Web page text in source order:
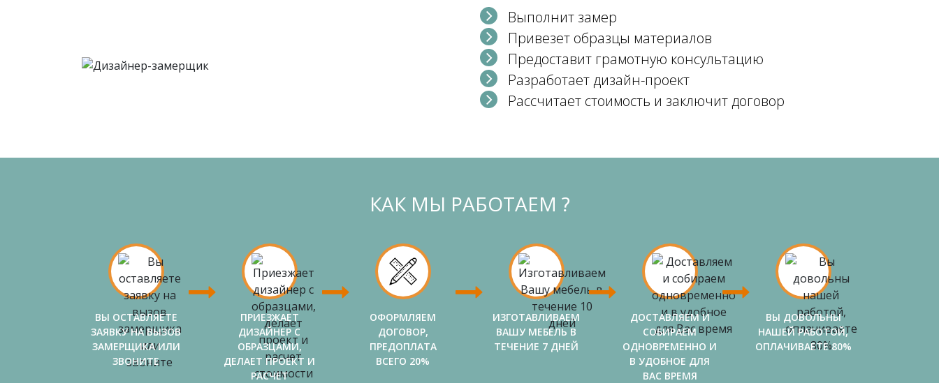
Выполнит замер
Привезет образцы материалов
Предоставит грамотную консультацию
Разработает дизайн-проект
Рассчитает стоимость и заключит договор
КАК МЫ РАБОТАЕМ ?
ВЫ ОСТАВЛЯЕТЕ
ЗАЯВКУ НА ВЫЗОВ
ЗАМЕРЩИКА ИЛИ
ЗВОНИТЕ
ПРИЕЗЖАЕТ
ДИЗАЙНЕР С
ОБРАЗЦАМИ,
ДЕЛАЕТ ПРОЕКТ И
РАСЧЕТ
ОФОРМЛЯЕМ
ДОГОВОР,
ПРЕДОПЛАТА
ВСЕГО 20%
ИЗГОТАВЛИВАЕМ
ВАШУ МЕБЕЛЬ В
ТЕЧЕНИЕ 7 ДНЕЙ
ДОСТАВЛЯЕМ И
СОБИРАЕМ
ОДНОВРЕМЕННО И
В УДОБНОЕ ДЛЯ
ВАС ВРЕМЯ
ВЫ ДОВОЛЬНЫ
НАШЕЙ РАБОТОЙ,
ОПЛАЧИВАЕТЕ 80%